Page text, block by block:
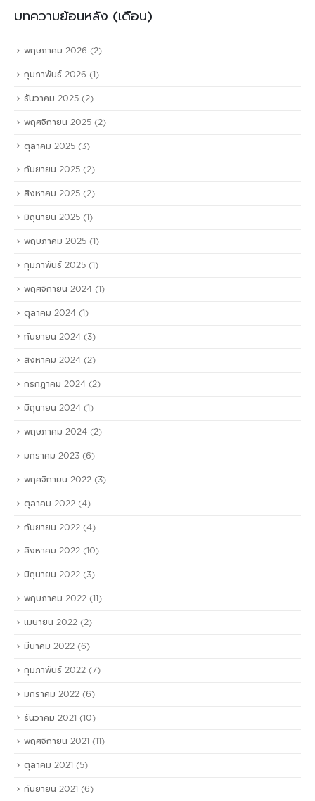
บทความย้อนหลัง (เดือน)
พฤษภาคม 2026 (2)
กุมภาพันธ์ 2026 (1)
ธันวาคม 2025 (2)
พฤศจิกายน 2025 (2)
ตุลาคม 2025 (3)
กันยายน 2025 (2)
สิงหาคม 2025 (2)
มิถุนายน 2025 (1)
พฤษภาคม 2025 (1)
กุมภาพันธ์ 2025 (1)
พฤศจิกายน 2024 (1)
ตุลาคม 2024 (1)
กันยายน 2024 (3)
สิงหาคม 2024 (2)
กรกฎาคม 2024 (2)
มิถุนายน 2024 (1)
พฤษภาคม 2024 (2)
มกราคม 2023 (6)
พฤศจิกายน 2022 (3)
ตุลาคม 2022 (4)
กันยายน 2022 (4)
สิงหาคม 2022 (10)
มิถุนายน 2022 (3)
พฤษภาคม 2022 (11)
เมษายน 2022 (2)
มีนาคม 2022 (6)
กุมภาพันธ์ 2022 (7)
มกราคม 2022 (6)
ธันวาคม 2021 (10)
พฤศจิกายน 2021 (11)
ตุลาคม 2021 (5)
กันยายน 2021 (6)